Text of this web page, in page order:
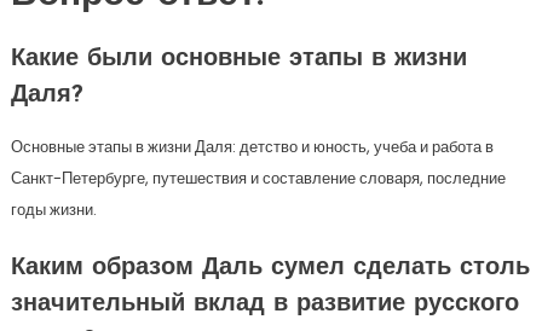
Какие были основные этапы в жизни
Даля?
Основные этапы в жизни Даля: детство и юность, учеба и работа в
Санкт-Петербурге, путешествия и составление словаря, последние
годы жизни.
Каким образом Даль сумел сделать столь
значительный вклад в развитие русского